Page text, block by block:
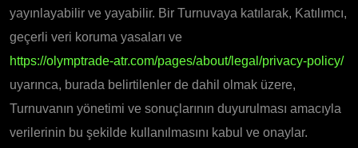
yayınlayabilir ve yayabilir. Bir Turnuvaya katılarak, Katılımcı,
geçerli veri koruma yasaları ve
https://olymptrade-atr.com/pages/about/legal/privacy-policy/
uyarınca, burada belirtilenler de dahil olmak üzere,
Turnuvanın yönetimi ve sonuçlarının duyurulması amacıyla
verilerinin bu şekilde kullanılmasını kabul ve onaylar.